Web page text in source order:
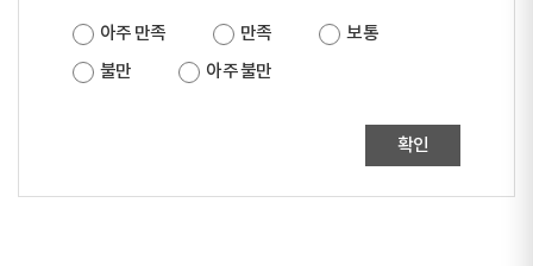
아주 만족 만족
보통
불만
아주 불만
확인